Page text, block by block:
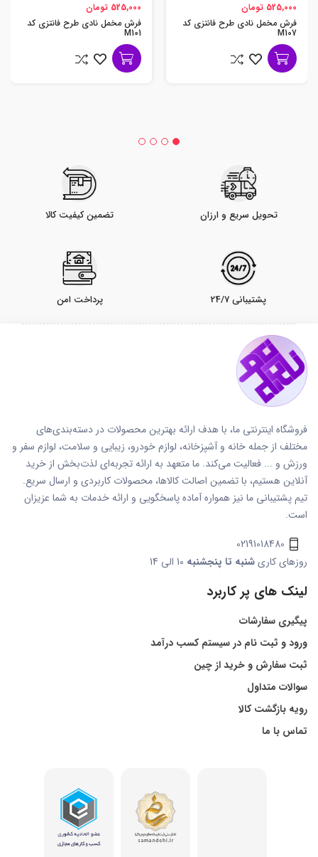
525,000 تومان
فرش مخمل نادی طرح فانتزی کد
M107
525,000 تومان
فرش مخمل نادی طرح فانتزی کد
M101
تحویل سریع و ارزان تضمین کیفیت کالا
پشتیبانی 24/7 پرداخت امن
فروشگاه اینترنتی ما، با هدف ارائه بهترین محصولات در دسته‌بندی‌های
مختلف از جمله خانه و آشپزخانه، لوازم خودرو، زیبایی و سلامت، لوازم سفر و
ورزش و ... فعالیت می‌کند. ما متعهد به ارائه تجربه‌ای لذت‌بخش از خرید
آنلاین هستیم، با تضمین اصالت کالاها، محصولات کاربردی و ارسال سریع.
تیم پشتیبانی ما نیز همواره آماده پاسخگویی و ارائه خدمات به شما عزیزان
است.
02191018480
روزهای کاریشنبه تا پنجشنبه
لینک های پر کاربرد
پیگیری سفارشات
ورود و ثبت نام در سیستم کسب درآمد
ثبت سفارش و خرید از چین
سوالات متداول
رویه بازگشت کالا
تماس با ما